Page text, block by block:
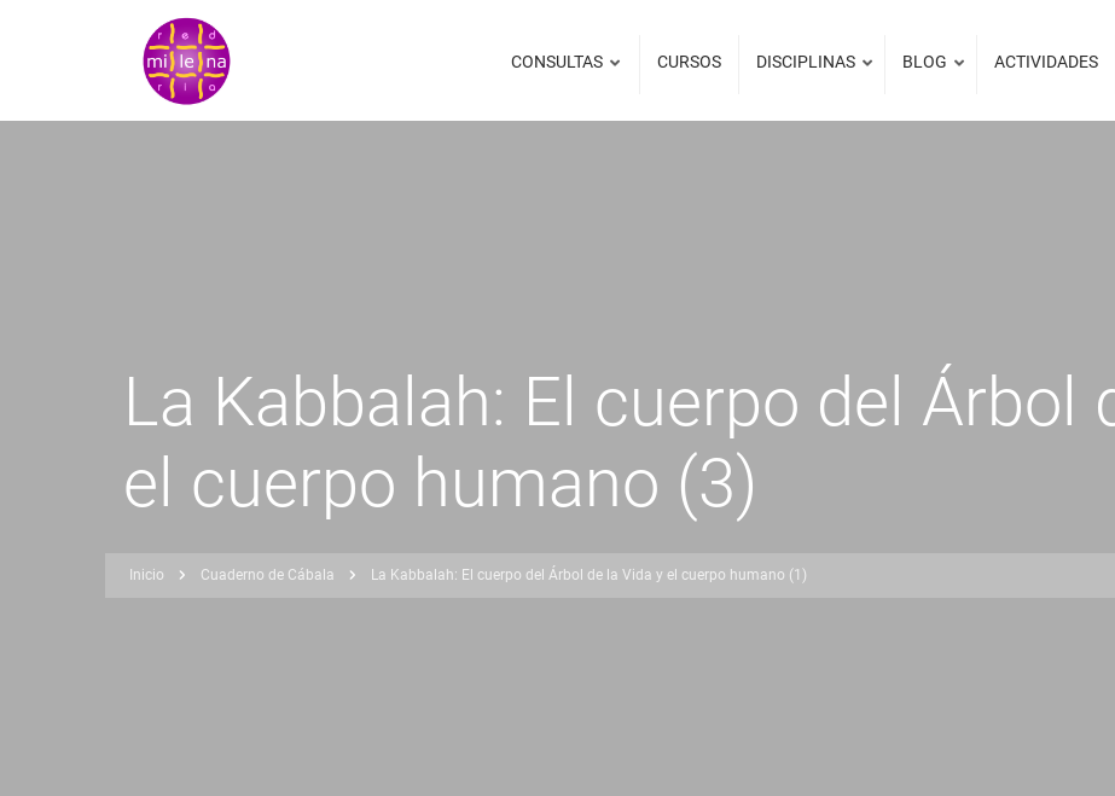
principal
CONSULTAS CURSOS DISCIPLINAS BLOG ACTIVIDADES
La Kabbalah: El cuerpo del Árbol
el cuerpo humano (3)
Inicio Cuaderno de Cábala La Kabbalah: El cuerpo del Árbol de la Vida y el cuerpo humano (1)